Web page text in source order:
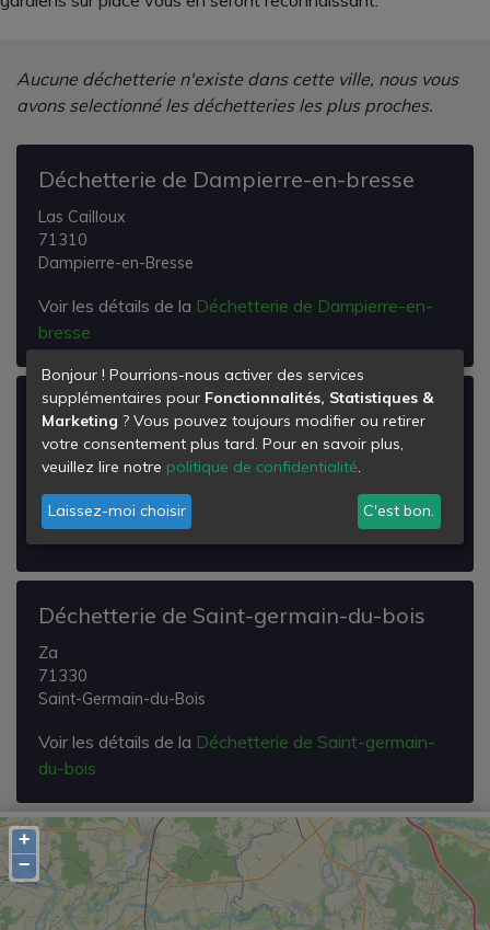
Aucune déchetterie n'existe dans cette ville, nous vous
avons selectionné les déchetteries les plus proches.
Déchetterie de Dampierre-en-bresse
Las Cailloux
71310
Dampierre-en-Bresse
Voir les détails de la Déchetterie de Dampierre-en-
bresse
Déchetterie de Pierre-de-bresse
Route de Lays
71270
Pierre-de-Bresse
Voir les détails de la Déchetterie de Pierre-de-bresse
Déchetterie de Saint-germain-du-bois
Za
71330
Saint-Germain-du-Bois
Voir les détails de la Déchetterie de Saint-germain-
du-bois
+
−
Bonjour ! Pourrions-nous activer des services
supplémentaires pour Fonctionnalités, Statistiques &
Marketing ? Vous pouvez toujours modifier ou retirer
votre consentement plus tard. Pour en savoir plus,
veuillez lire notre politique de confidentialité.
Laissez-moi choisir C'est bon.